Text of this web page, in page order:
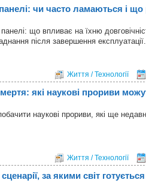
чи часто ламаються і
що впливає на їхню
після завершення експлуатації.
Життя / Технології
які наукові прориви
наукові прориви, які ще
Життя / Технології
за якими світ